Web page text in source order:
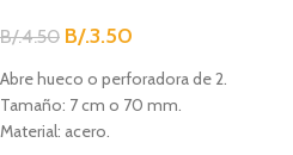
B/.4.50 B/.3.50
Abre hueco o perforadora de 2.
Tamaño: 7 cm o 70 mm.
Material: acero.